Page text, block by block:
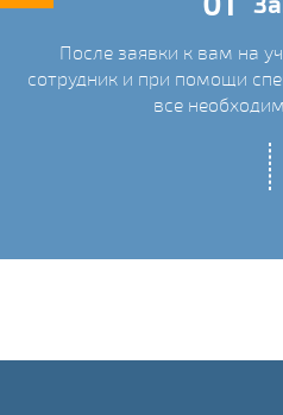
После заявки к вам на
сотрудник и при помощи
все